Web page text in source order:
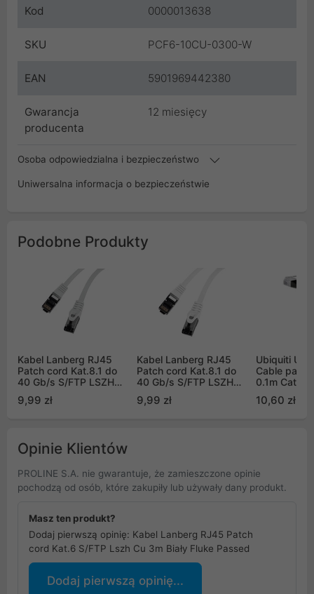
Kod 0000013638
SKU PCF6-10CU-0300-W
EAN 5901969442380
Gwarancja
producenta
12 miesięcy
Osoba odpowiedzialna i bezpieczeństwo
Uniwersalna informacja o bezpieczeństwie
Podobne Produkty
Kabel Lanberg RJ45
Patch cord Kat.8.1 do
40 Gb/s S/FTP LSZH
CU 1m Szary Fluke
Passed (PCF8-10CU-
9,99 zł
Kabel Lanberg RJ45
Patch cord Kat.8.1 do
40 Gb/s S/FTP LSZH
CU 1m Biały Fluke
Passed
9,99 zł
Ubiquiti
Cable
0.1m Cat6
Cable-
10,60 zł
Opinie Klientów
PROLINE S.A. nie gwarantuje, że zamieszczone opinie
pochodzą od osób, które zakupiły lub używały dany produkt.
Masz ten produkt?
Dodaj pierwszą opinię: Kabel Lanberg RJ45 Patch
cord Kat.6 S/FTP Lszh Cu 3m Biały Fluke Passed
Dodaj pierwszą opinię...